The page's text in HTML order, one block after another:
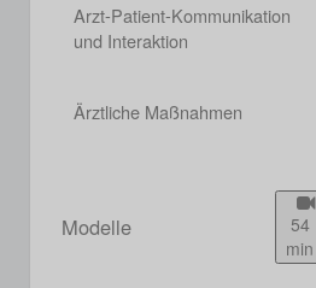
Arzt-Patient-Kommunikation
und Interaktion
Ärztliche Maßnahmen
Modelle
54
min